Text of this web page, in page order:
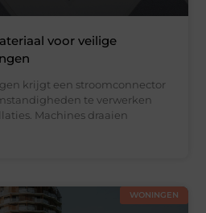
voor veilige
krijgt een stroomconnector
te verwerken
Machines draaien
WONINGEN